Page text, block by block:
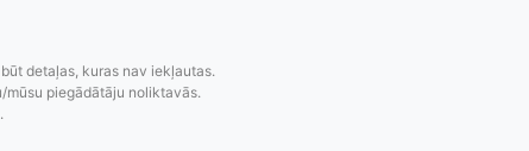
detaļas, kuras nav iekļautas.
mūsu piegādātāju noliktavās.